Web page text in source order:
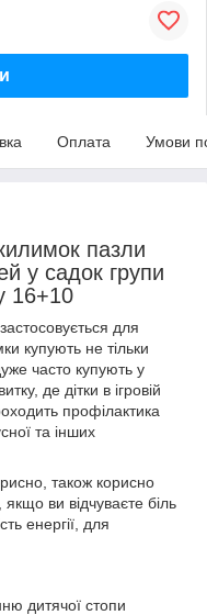
Оплата Умови
пазли
у садок групи
16+10
для
купують не тільки
часто купують у
де дітки в ігровій
профілактика
та інших
також корисно
ви відчуваєте біль
енергії, для
дитячої стопи